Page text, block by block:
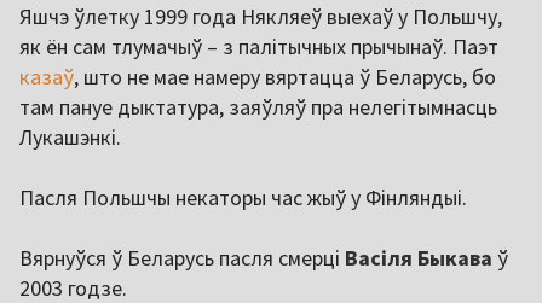
Яшчэ ўлетку 1999 года Някляеў выехаў у Польшчу,
як ён сам тлумачыў – з палітычных прычынаў. Паэт
казаў, што не мае намеру вяртацца ў Беларусь, бо
там пануе дыктатура, заяўляў пра нелегітымнасць
Лукашэнкі.
Пасля Польшчы некаторы час жыў у Фінляндыі.
Вярнуўся ў Беларусь пасля смерці Васіля Быкава ў
2003 годзе.